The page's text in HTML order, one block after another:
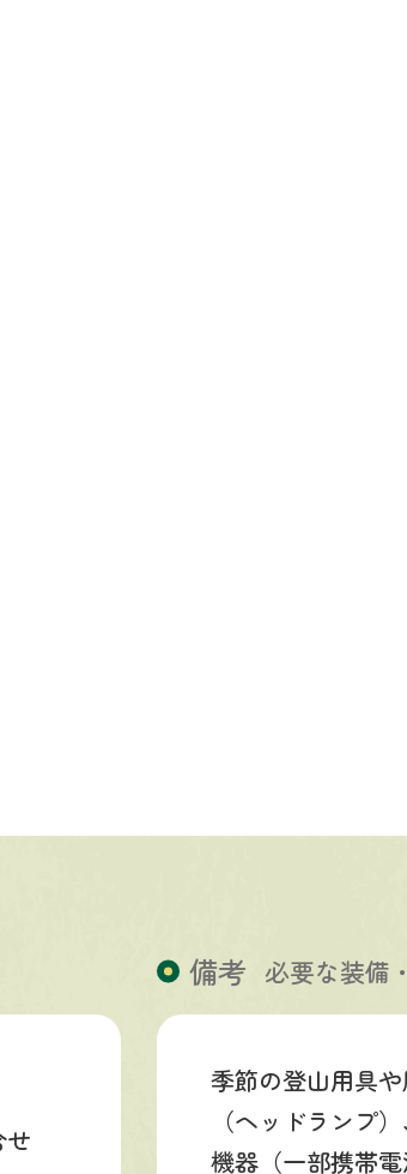
備考 必要な装備
季節の登山用具
（ヘッドランプ
機器（一部携帯